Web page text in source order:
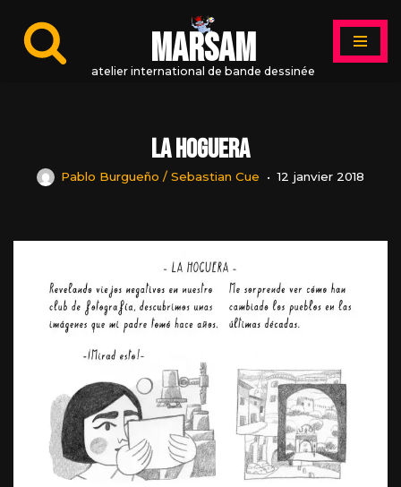
Aller
MARSAM
atelier international de bande dessinée
La Hoguera
Pablo Burgueño / Sebastian Cue 12 janvier 2018